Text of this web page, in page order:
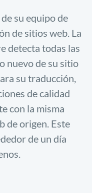
su equipo de
de sitios web. La
detecta todas las
nuevo de su sitio
su traducción,
de calidad
con la misma
de origen. Este
de un día